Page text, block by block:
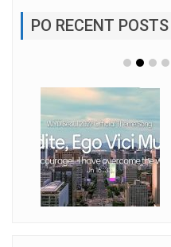
PO RECENT POSTS